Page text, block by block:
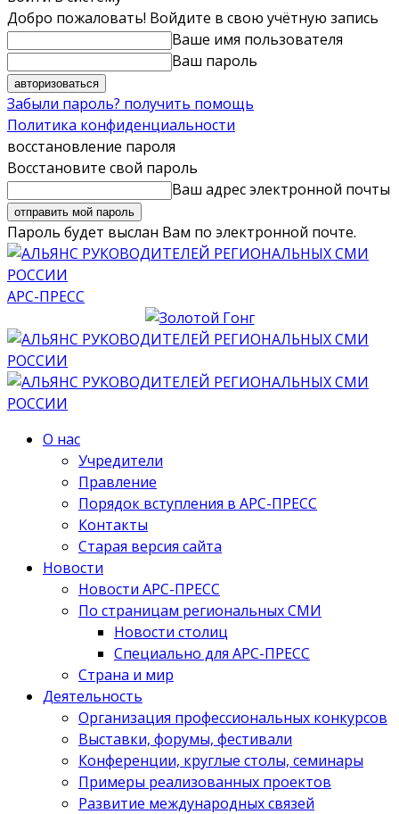
Добро пожаловать! Войдите в свою учётную запись
Ваше имя пользователя
Ваш пароль
Забыли пароль? получить помощь
Политика конфиденциальности
восстановление пароля
Восстановите свой пароль
Ваш адрес электронной почты
Пароль будет выслан Вам по электронной почте.
АРС-ПРЕСС
О нас
Учредители
Правление
Порядок вступления в АРС-ПРЕСС
Контакты
Старая версия сайта
Новости
Новости АРС-ПРЕСС
По страницам региональных СМИ
Новости столиц
Специально для АРС-ПРЕСС
Страна и мир
Деятельность
Организация профессиональных конкурсов
Выставки, форумы, фестивали
Конференции, круглые столы, семинары
Примеры реализованных проектов
Развитие международных связей